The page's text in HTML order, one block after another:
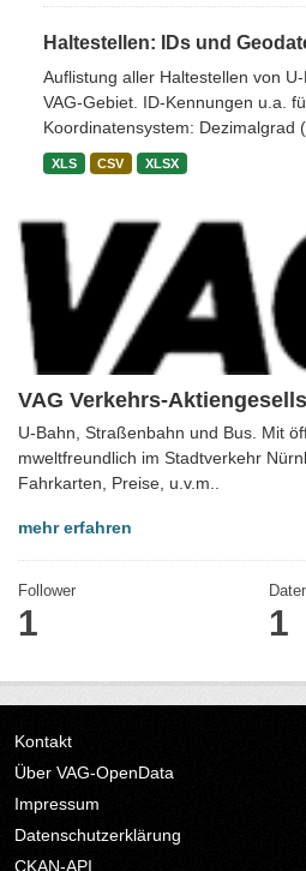
VAG Verkehrs-
U-Bahn, Straßenbahn und Bus. Mit
mweltfreundlich im Stadtverkehr
Fahrkarten, Preise, u.v.m..
mehr erfahren
Follower
1 1
Haltestellen: IDs und
Auflistung aller Haltestellen von
VAG-Gebiet. ID-Kennungen u.a.
Koordinatensystem: Dezimalgrad
XLS CSV XLSX
Kontakt
Über VAG-OpenData
Impressum
Datenschutzerklärung
CKAN-API